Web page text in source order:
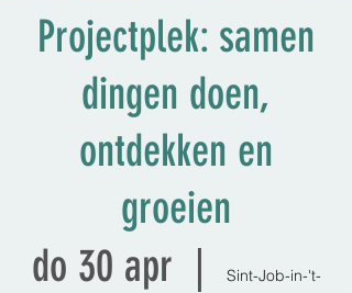
Projectplek: samen
dingen doen,
ontdekken en
groeien
do 30 apr
Sint-Job-in-'t-